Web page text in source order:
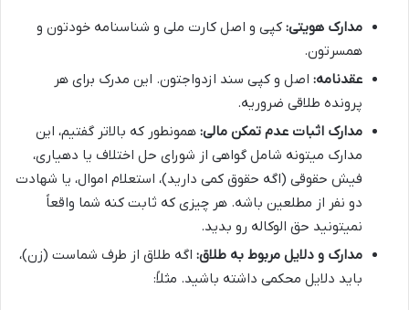
مدارک هویتی: کپی و اصل کارت ملی و شناسنامه خودتون و
همسرتون.
عقدنامه: اصل و کپی سند ازدواجتون. این مدرک برای هر
پرونده طلاقی ضروریه.
مدارک اثبات عدم تمکن مالی: همونطور که بالاتر گفتیم، این
مدارک میتونه شامل گواهی از شورای حل اختلاف یا دهیاری،
فیش حقوقی (اگه حقوق کمی دارید)، استعلام اموال، یا شهادت
دو نفر از مطلعین باشه. هر چیزی که ثابت کنه شما واقعاً
نمیتونید حق الوکاله رو بدید.
مدارک و دلایل مربوط به طلاق: اگه طلاق از طرف شماست (زن)،
باید دلایل محکمی داشته باشید. مثلاً: